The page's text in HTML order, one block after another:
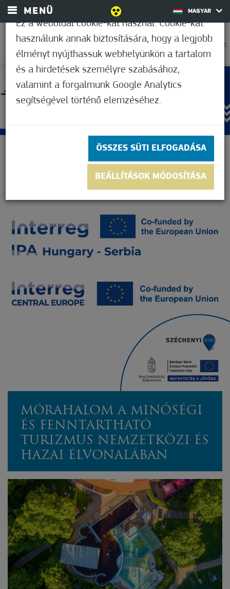
MENÜ MAGYAR
30,6°C
MÓRAHALOM A MINŐSÉGI
ÉS FENNTARTHATÓ
TURIZMUS NEMZETKÖZI ÉS
HAZAI ÉLVONALÁBAN
Ez a weboldal cookie-kat használ. Cookie-kat
használunk annak biztosítására, hogy a legjobb
élményt nyújthassuk webhelyünkön a tartalom
és a hirdetések személyre szabásához,
valamint a forgalmunk Google Analytics
segítségével történő elemzéséhez.
ÖSSZES SÜTI ELFOGADÁSA
BEÁLLÍTÁSOK MÓDOSÍTÁSA